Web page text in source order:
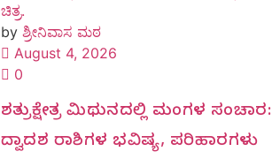
ಚಿತ್ರ.
by ಶ್ರೀನಿವಾಸ ಮಠ
August 4, 2026
0
ಶತ್ರುಕ್ಷೇತ್ರ ಮಿಥುನದಲ್ಲಿ ಮಂಗಳ ಸಂಚಾರ:
ದ್ವಾದಶ ರಾಶಿಗಳ ಭವಿಷ್ಯ, ಪರಿಹಾರಗಳು